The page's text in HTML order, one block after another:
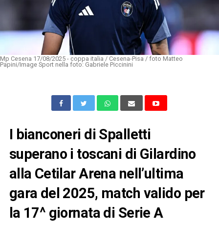
Mp Cesena 17/08/2025 - coppa italia / Cesena-Pisa / foto Matteo
Papini/Image Sport nella foto: Gabriele Piccinini
I bianconeri di Spalletti
superano i toscani di Gilardino
alla Cetilar Arena nell’ultima
gara del 2025, match valido per
la 17^ giornata di Serie A